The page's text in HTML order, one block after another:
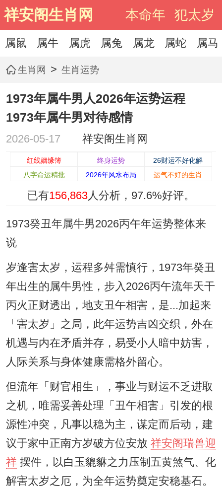
祥安阁生肖网 本命年 犯太岁
属鼠 属牛 属虎 属兔 属龙 属蛇 属马
生肖网 > 生肖运势
1973年属牛男人2026年运势运程
1973年属牛男对待感情
2026-05-17 祥安阁生肖网
红线姻缘簿 终身运势
26财运不好化解
八字命运精批
2026年风水布局 运气不好的生肖
已有156,863人分析， 97.6%好评。
1973癸丑年属牛男2026丙午年运势整体来
说
岁逢害太岁，运程多舛需慎行，1973年癸丑
年出生的属牛男性，步入2026丙午流年天干
丙火正财透出，地支丑午相害，是...加起来
「害太岁」之局，此年运势吉凶交织，外在
机遇与内在矛盾并存，易受小人暗中妨害，
人际关系与身体健康需格外留心。
但流年「财官相生」，事业与财运不乏进取
之机，唯需妥善处理「丑午相害」引发的根
源性冲突，凡事以稳为主，谋定而后动，建
议于家中正南方岁破方位安放 祥安阁瑞兽迎
祥摆件，以白玉貔貅之力压制五黄煞气、化
解害太岁之厄，为全年运势奠定安稳基石。